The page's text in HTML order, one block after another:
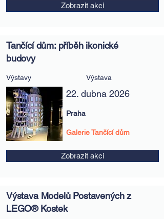
Zobrazit akci
Tančící dům: příběh ikonické
budovy
Výstavy Výstava
22. dubna 2026
Praha
Galerie Tančící dům
Zobrazit akci
Výstava Modelů Postavených z
LEGO® Kostek